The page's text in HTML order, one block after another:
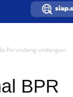
Perundang-undangan
BPR